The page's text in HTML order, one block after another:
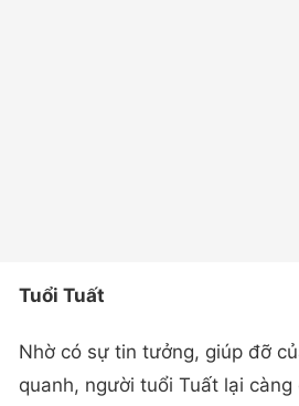
Tuổi Tuất
Nhờ có sự tin tưởng, giúp đỡ
quanh, người tuổi Tuất lại